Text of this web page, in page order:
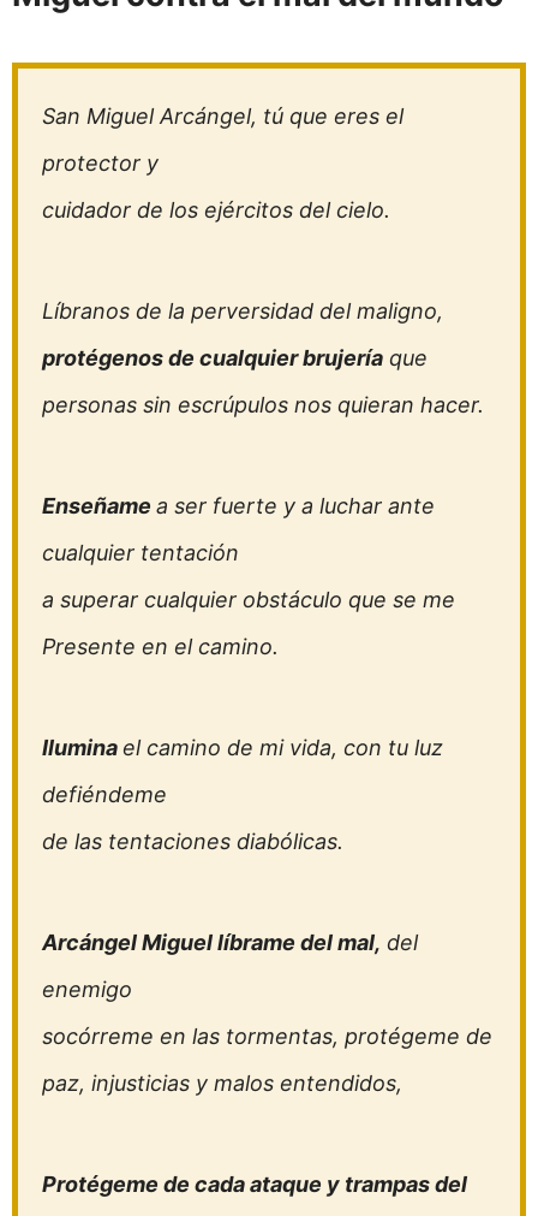
San Miguel Arcángel, tú que eres el
protector y
cuidador de los ejércitos del cielo.
Líbranos de la perversidad del maligno,
protégenos de cualquier brujería que
personas sin escrúpulos nos quieran hacer.
Enseñame a ser fuerte y a luchar ante
cualquier tentación
a superar cualquier obstáculo que se me
Presente en el camino.
Iluminael camino de mi vida, con tu luz
defiéndeme
de las tentaciones diabólicas.
Arcángel Miguel líbrame del mal, del
enemigo
socórreme en las tormentas, protégeme de
paz, injusticias y malos entendidos,
Protégeme de cada ataque y trampas del